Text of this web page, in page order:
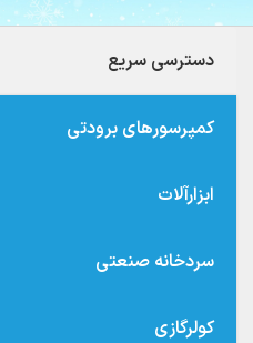
دسترسی سریع
کمپرسورهای برودتی
ابزارآلات
سردخانه صنعتی
کولرگازی